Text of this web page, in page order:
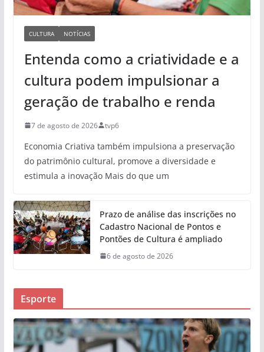
CULTURA NOTÍCIAS
Entenda como a criatividade e a
cultura podem impulsionar a
geração de trabalho e renda
7 de agosto de 2026 tvp6
Economia Criativa também impulsiona a preservação
do patrimônio cultural, promove a diversidade e
estimula a inovação Mais do que um
Prazo de análise das inscrições no
Cadastro Nacional de Pontos e
Pontões de Cultura é ampliado
6 de agosto de 2026
Esporte